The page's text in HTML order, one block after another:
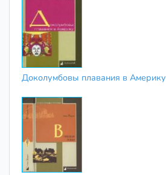
Доколумбовы плавания в Америку